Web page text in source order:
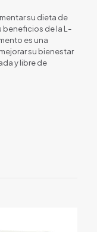
su dieta de
beneficios de la L-
es una
su bienestar
y libre de